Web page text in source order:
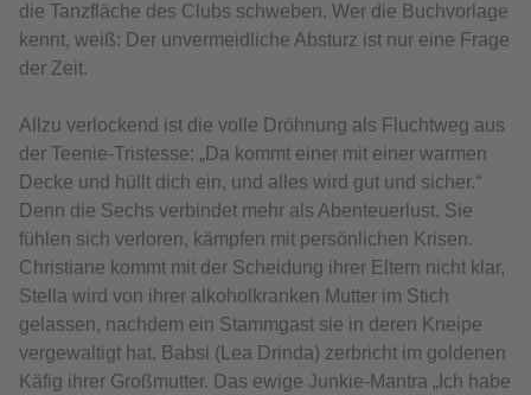
die Tanzfläche des Clubs schweben. Wer die Buchvorlage
kennt, weiß: Der unvermeidliche Absturz ist nur eine Frage
der Zeit.
Allzu verlockend ist die volle Dröhnung als Fluchtweg aus
der Teenie-Tristesse: „Da kommt einer mit einer warmen
Decke und hüllt dich ein, und alles wird gut und sicher.“
Denn die Sechs verbindet mehr als Abenteuerlust. Sie
fühlen sich verloren, kämpfen mit persönlichen Krisen.
Christiane kommt mit der Scheidung ihrer Eltern nicht klar,
Stella wird von ihrer alkoholkranken Mutter im Stich
gelassen, nachdem ein Stammgast sie in deren Kneipe
vergewaltigt hat. Babsi (Lea Drinda) zerbricht im goldenen
Käfig ihrer Großmutter. Das ewige Junkie-Mantra „Ich habe